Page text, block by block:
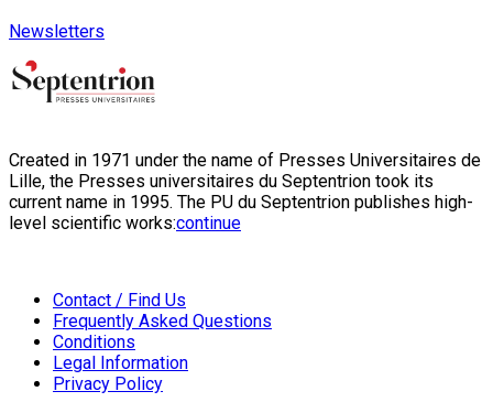
Newsletters
Created in 1971 under the name of Presses Universitaires de
Lille, the Presses universitaires du Septentrion took its
current name in 1995. The PU du Septentrion publishes high-
level scientific works:continue
Contact / Find Us
Frequently Asked Questions
Conditions
Legal Information
Privacy Policy